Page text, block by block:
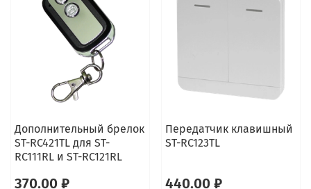
Дополнительный брелок
ST-RC421TL для ST-
RC111RL и ST-RC121RL
370.00 ₽
Передатчик клавишный
ST-RC123TL
440.00 ₽